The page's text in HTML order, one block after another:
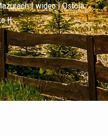
| wideo | Ostoja
||